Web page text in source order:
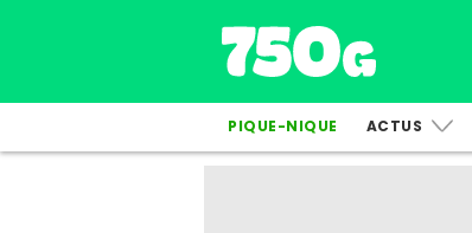
PIQUE-NIQUE ACTUS